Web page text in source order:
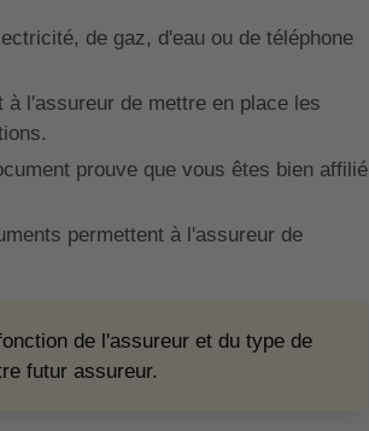
de gaz, d'eau ou de téléphone
à l'assureur de mettre en place les
prouve que vous êtes bien affilié
permettent à l'assureur de
de l'assureur et du type de
futur assureur.